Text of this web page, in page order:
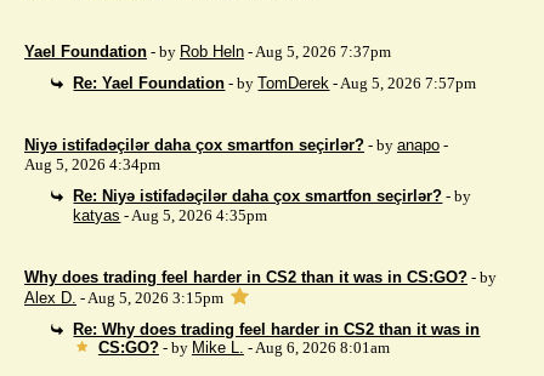
Yael Foundation - by Rob Heln - Aug 5, 2026 7:37pm
Re: Yael Foundation - byTomDerek - Aug 5, 2026 7:57pm
Niyə istifadəçilər daha çox smartfon seçirlər? - by anapo -
Aug 5, 2026 4:34pm
Re: Niyə istifadəçilər daha çox smartfon seçirlər? - by
katyas - Aug 5, 2026 4:35pm
Why does trading feel harder in CS2 than it was in CS:GO? - by
Alex D. - Aug 5, 2026 3:15pm
Re: Why does trading feel harder in CS2 than it was in
CS:GO? - by Mike L. - Aug 6, 2026 8:01am